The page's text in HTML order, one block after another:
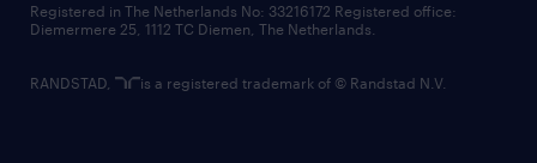
Registered in The Netherlands No: 33216172 Registered office:
Diemermere 25, 1112 TC Diemen, The Netherlands.
RANDSTAD, is a registered trademark of © Randstad N.V.